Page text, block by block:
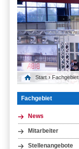
Start › Fachgebiet
Fachgebiet
News
Mitarbeiter
Stellenangebote